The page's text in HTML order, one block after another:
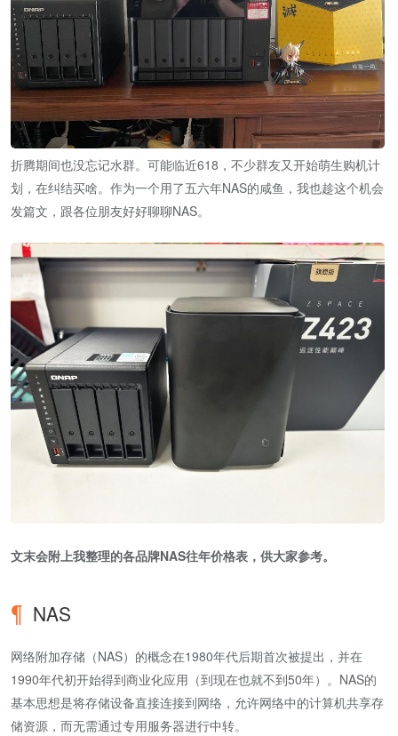
折腾期间也没忘记水群。可能临近618，不少群友又开始萌生购机计
划，在纠结买啥。作为一个用了五六年NAS的咸鱼，我也趁这个机会
发篇文，跟各位朋友好好聊聊NAS。
文末会附上我整理的各品牌NAS往年价格表，供大家参考。
NAS
网络附加存储（NAS）的概念在1980年代后期首次被提出，并在
1990年代初开始得到商业化应用（到现在也就不到50年）。NAS的
基本思想是将存储设备直接连接到网络，允许网络中的计算机共享存
储资源，而无需通过专用服务器进行中转。